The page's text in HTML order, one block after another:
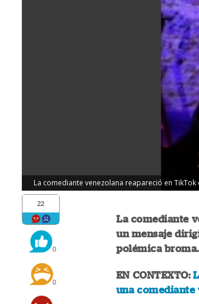
La comediante venezolana reapareció en
22
0
0
La comediante
un mensaje
polémica broma.
EN CONTEXTO:
una comediante